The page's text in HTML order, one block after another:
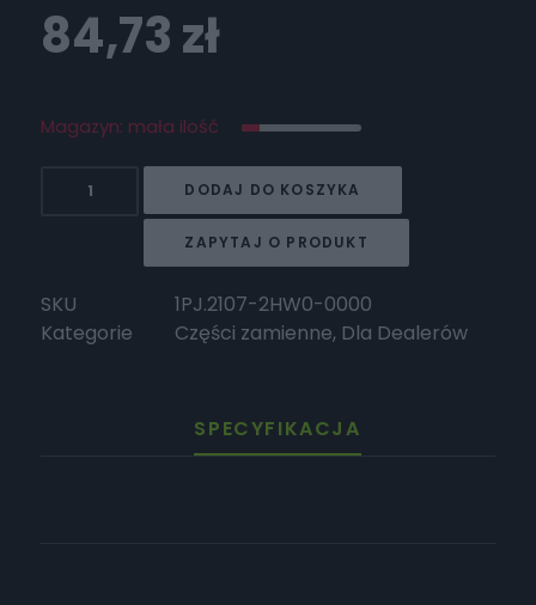
84,73zł
Magazyn: mała ilość
DODAJ DO KOSZYKA
ZAPYTAJ O PRODUKT
SKU
1PJ.2107-2HW0-0000
Kategorie
Części zamienne, Dla Dealerów
SPECYFIKACJA